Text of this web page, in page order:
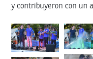
y contribuyeron con un